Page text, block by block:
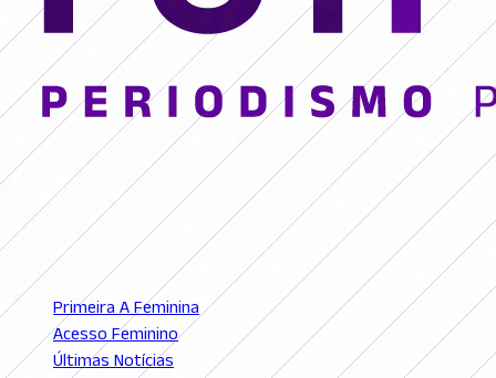
© 2026 FutFemGol. Todos los derechos reservados.
LIGAS
Primeira A Feminina
Acesso Feminino
Últimas Notícias